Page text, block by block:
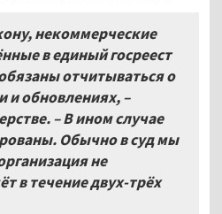
некоммерческие
в единый госреест
отчитываться о
и обновлениях, –
– В ином случае
Обычно в суд мы
не
в течение двух-трёх